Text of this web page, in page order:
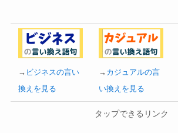
→ ビジネスの言い
換えを見る
→ カジュアルの言
い換えを見る
タップできるリンク